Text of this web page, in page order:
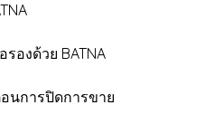
องด้วย BATNA
การปิดการขาย